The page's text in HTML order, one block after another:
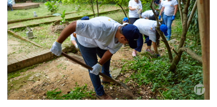
CHILE
ARGENTINA
MÉXICO